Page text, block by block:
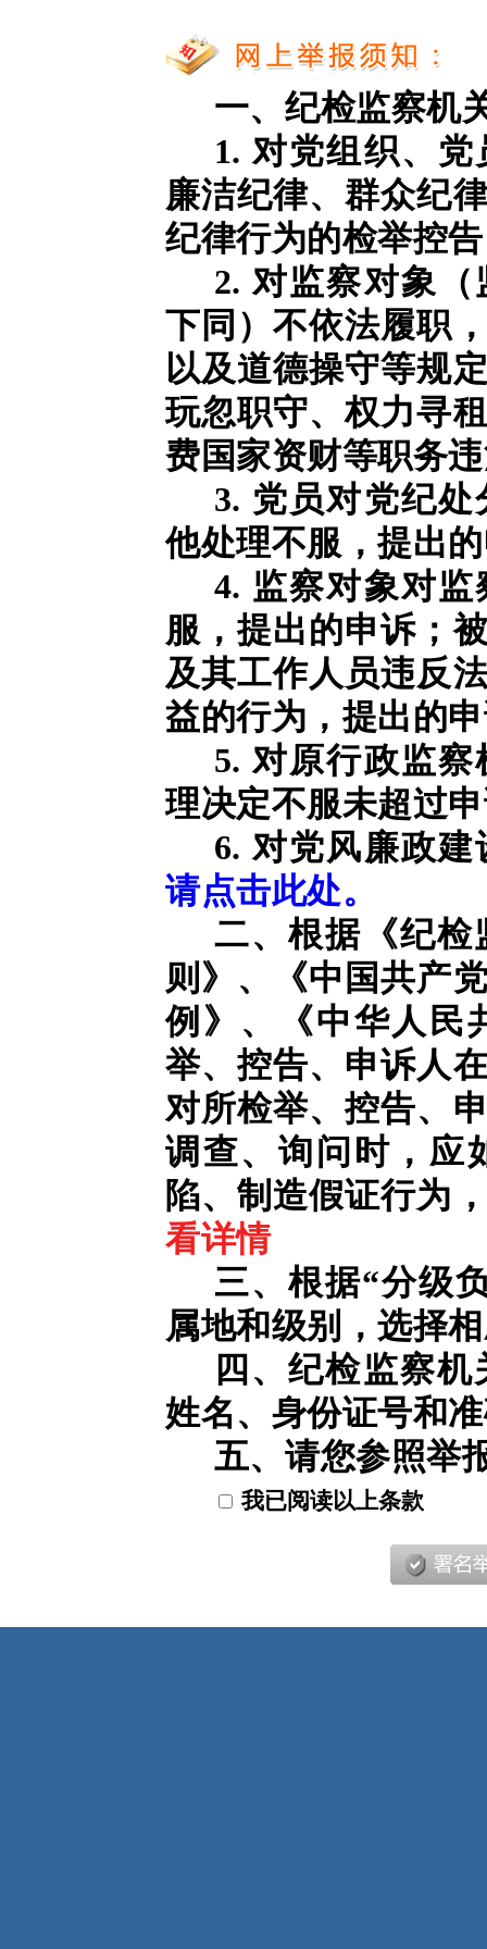
一、纪检监察机
1. 对党组织、
廉洁纪律、群众纪
纪律行为的检举控
2. 对监察对象
下同）不依法履职
以及道德操守等规
玩忽职守、权力寻
费国家资财等职务
3. 党员对党纪
他处理不服，提出
4. 监察对象对
服，提出的申诉；
及其工作人员违反
益的行为，提出的
5. 对原行政监
理决定不服未超过
6. 对党风廉政
请点击此处。
二、根据《纪检
则》、《中国共产
例》、《中华人民
举、控告、申诉人
对所检举、控告、
调查、询问时，应
陷、制造假证行为
看详情
三、根据“分级
属地和级别，选择
四、纪检监察
姓名、身份证号和
五、请您参照举
我已阅读以上条款